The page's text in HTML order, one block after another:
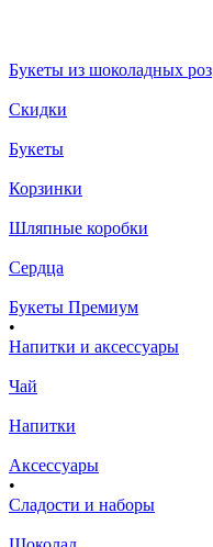
Букеты из шоколадных роз
Скидки
Букеты
Корзинки
Шляпные коробки
Сердца
Букеты Премиум
•
Напитки и аксессуары
Чай
Напитки
Аксессуары
•
Сладости и наборы